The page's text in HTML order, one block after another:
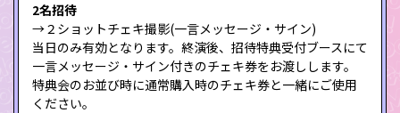
2名招待
→２ショットチェキ撮影(一言メッセージ・サイン)
当日のみ有効となります。終演後、招待特典受付ブースにて
一言メッセージ・サイン付きのチェキ券をお渡しします。
特典会のお並び時に通常購入時のチェキ券と一緒にご使用
ください。